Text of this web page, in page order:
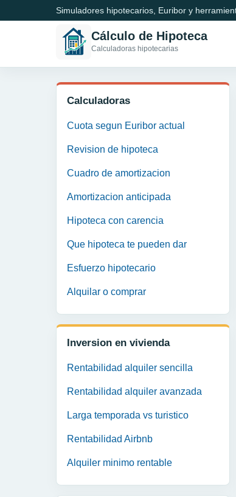
Simuladores hipotecarios, Euribor y
Cálculo de Hipoteca
Calculadoras hipotecarias
Calculadoras
Cuota segun Euribor actual
Revision de hipoteca
Cuadro de amortizacion
Amortizacion anticipada
Hipoteca con carencia
Que hipoteca te pueden dar
Esfuerzo hipotecario
Alquilar o comprar
Inversion en vivienda
Rentabilidad alquiler sencilla
Rentabilidad alquiler avanzada
Larga temporada vs turistico
Rentabilidad Airbnb
Alquiler minimo rentable